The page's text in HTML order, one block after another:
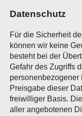
Datenschutz
Für die Sicherheit
können wir keine
besteht bei der
Gefahr des Zugriffs
personenbezogener
Preisgabe dieser
freiwilliger Basis.
aller angebotenen